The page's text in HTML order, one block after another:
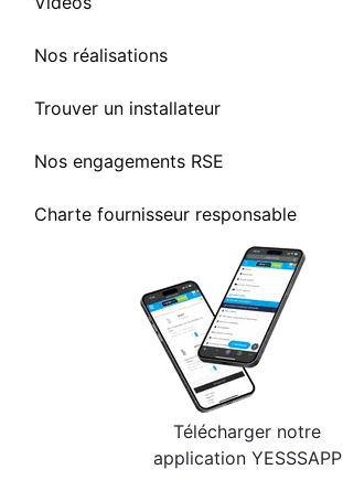
Nos réalisations
Trouver un installateur
Nos engagements RSE
Charte fournisseur responsable
Télécharger notre
application YESSSAPP